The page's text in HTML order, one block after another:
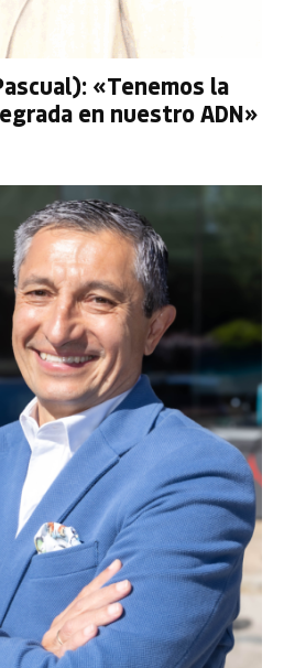
«Tenemos la
en nuestro ADN»